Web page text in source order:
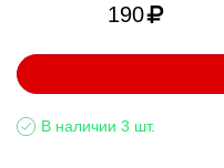
190
В наличии 3 шт.